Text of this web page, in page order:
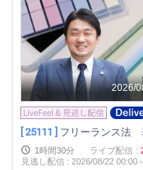
2026/
[ 25111 ] フリーランス法
1時間30分 ライブ配信 :
見逃し配信 :2026/08/22 00:00